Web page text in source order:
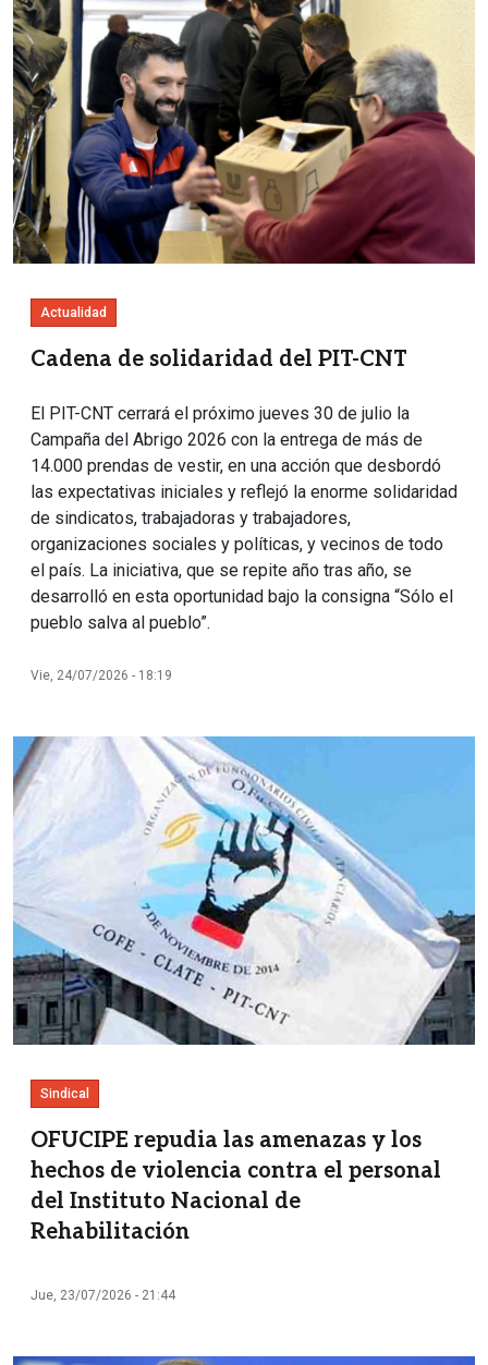
Actualidad
Cadena de solidaridad del PIT-CNT
El PIT-CNT cerrará el próximo jueves 30 de julio la
Campaña del Abrigo 2026 con la entrega de más de
14.000 prendas de vestir, en una acción que desbordó
las expectativas iniciales y reflejó la enorme solidaridad
de sindicatos, trabajadoras y trabajadores,
organizaciones sociales y políticas, y vecinos de todo
el país. La iniciativa, que se repite año tras año, se
desarrolló en esta oportunidad bajo la consigna “Sólo el
pueblo salva al pueblo”.
Vie, 24/07/2026 - 18:19
Imagen
Sindical
OFUCIPE repudia las amenazas y los
hechos de violencia contra el personal
del Instituto Nacional de
Rehabilitación
Jue, 23/07/2026 - 21:44